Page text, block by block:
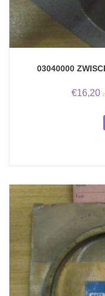
03040000
€16,20